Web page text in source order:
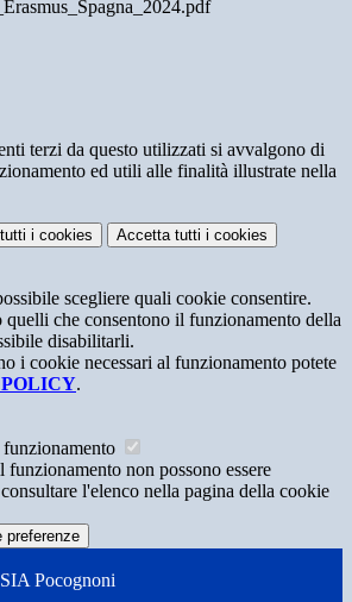
terzi da questo utilizzati si avvalgono di
ed utili alle finalità illustrate nella
i cookies Accetta tutti i cookies
scegliere quali cookie consentire.
quelli che consentono il funzionamento della
disabilitarli.
i cookie necessari al funzionamento potete
.
funzionamento non possono essere
l'elenco nella pagina della cookie
preferenze
Pocognoni